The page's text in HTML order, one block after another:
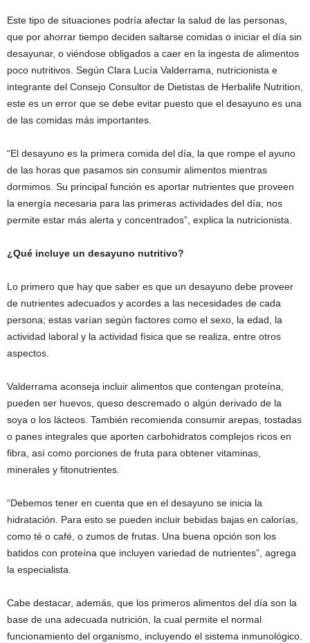
Este tipo de situaciones podría afectar la salud de las personas,
que por ahorrar tiempo deciden saltarse comidas o iniciar el día sin
desayunar, o viéndose obligados a caer en la ingesta de alimentos
poco nutritivos. Según Clara Lucía Valderrama, nutricionista e
integrante del Consejo Consultor de Dietistas de Herbalife Nutrition,
este es un error que se debe evitar puesto que el desayuno es una
de las comidas más importantes.
“El desayuno es la primera comida del día, la que rompe el ayuno
de las horas que pasamos sin consumir alimentos mientras
dormimos. Su principal función es aportar nutrientes que proveen
la energía necesaria para las primeras actividades del día; nos
permite estar más alerta y concentrados”, explica la nutricionista.
¿Qué incluye un desayuno nutritivo?
Lo primero que hay que saber es que un desayuno debe proveer
de nutrientes adecuados y acordes a las necesidades de cada
persona; estas varían según factores como el sexo, la edad, la
actividad laboral y la actividad física que se realiza, entre otros
aspectos.
Valderrama aconseja incluir alimentos que contengan proteína,
pueden ser huevos, queso descremado o algún derivado de la
soya o los lácteos. También recomienda consumir arepas, tostadas
o panes integrales que aporten carbohidratos complejos ricos en
fibra, así como porciones de fruta para obtener vitaminas,
minerales y fitonutrientes.
“Debemos tener en cuenta que en el desayuno se inicia la
hidratación. Para esto se pueden incluir bebidas bajas en calorías,
como té o café, o zumos de frutas. Una buena opción son los
batidos con proteína que incluyen variedad de nutrientes”, agrega
la especialista.
Cabe destacar, además, que los primeros alimentos del día son la
base de una adecuada nutrición, la cual permite el normal
funcionamiento del organismo, incluyendo el sistema inmunológico.